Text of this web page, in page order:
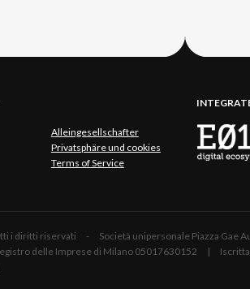
Alleingesellschafter
Privatsphäre und cookies
Terms of Service
i diritti riservati - Società unipersonale Piazza
delle Imprese di Milano 05017630152 | Iscritta